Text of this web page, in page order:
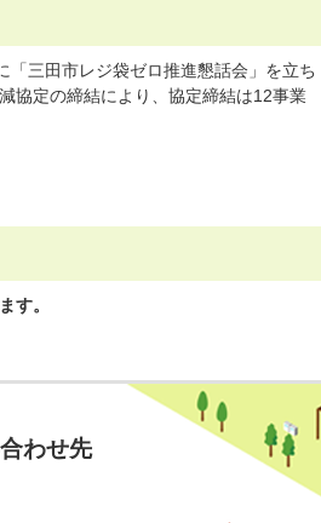
「三田市レジ袋ゼロ推進懇話会」を立ち
協定の締結により、協定締結は12事業
す。
わせ先